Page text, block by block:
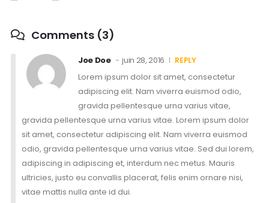
Comments (3)
Joe Doe juin 28, 2016 REPLY
Lorem ipsum dolor sit amet, consectetur
adipiscing elit. Nam viverra euismod odio,
gravida pellentesque urna varius vitae,
gravida pellentesque urna varius vitae. Lorem ipsum dolor
sit amet, consectetur adipiscing elit. Nam viverra euismod
odio, gravida pellentesque urna varius vitae. Sed dui lorem,
adipiscing in adipiscing et, interdum nec metus. Mauris
ultricies, justo eu convallis placerat, felis enim ornare nisi,
vitae mattis nulla ante id dui.